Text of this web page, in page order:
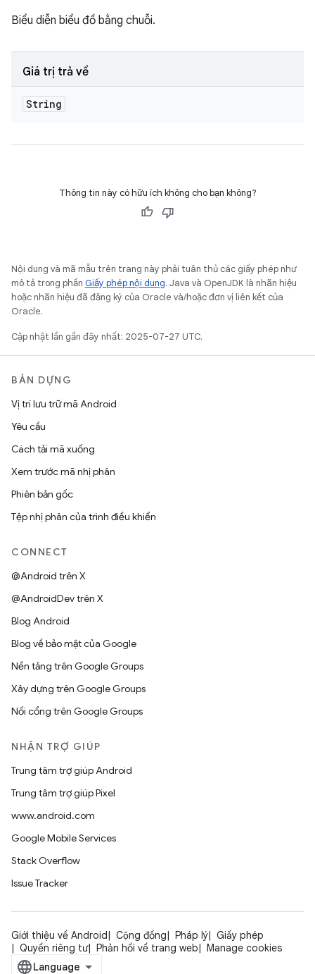
Biểu diễn biểu đồ bằng chuỗi.
Giá trị trả về
String
Thông tin này có hữu ích không cho bạn không?
Nội dung và mã mẫu trên trang này phải tuân thủ các giấy phép như
mô tả trong phần Giấy phép nội dung. Java và OpenJDK là nhãn hiệu
hoặc nhãn hiệu đã đăng ký của Oracle và/hoặc đơn vị liên kết của
Oracle.
Cập nhật lần gần đây nhất: 2025-07-27 UTC.
BẢN DỰNG
Vị trí lưu trữ mã Android
Yêu cầu
Cách tải mã xuống
Xem trước mã nhị phân
Phiên bản gốc
Tệp nhị phân của trình điều khiển
CONNECT
@Android trên X
@AndroidDev trên X
Blog Android
Blog về bảo mật của Google
Nền tảng trên Google Groups
Xây dựng trên Google Groups
Nối cổng trên Google Groups
NHẬN TRỢ GIÚP
Trung tâm trợ giúp Android
Trung tâm trợ giúp Pixel
www.android.com
Google Mobile Services
Stack Overflow
Issue Tracker
Giới thiệu về Android Cộng đồng Pháp lý
Giấy phép
Quyền riêng tư
Phản hồi về trang web Manage cookies